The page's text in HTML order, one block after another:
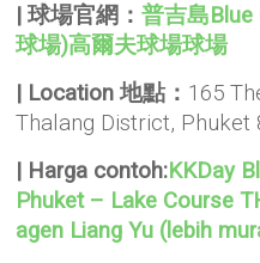
|球場官網：普吉島Blue
球場)高爾夫球場球場
| Location 地點： 165
Thalang District, Phuket
| Harga contoh:KKDay
Phuket – Lake Course
agen Liang Yu (lebih